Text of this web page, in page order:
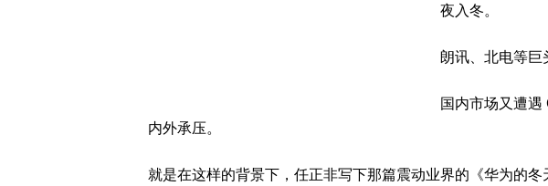
夜入冬。
朗讯、北电等巨
国内市场又遭遇
内外承压。
就是在这样的背景下，任正非写下那篇震动业界的《华为的冬